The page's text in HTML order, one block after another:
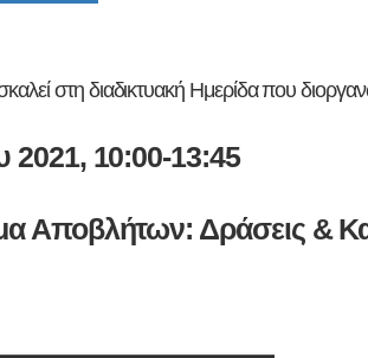
στη διαδικτυακή Ημερίδα που
2021, 10:00-13:45
Αποβλήτων: Δράσεις &